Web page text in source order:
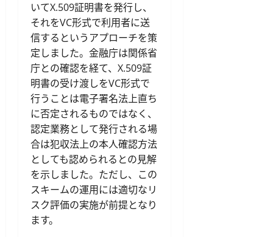
いてX.509証明書を発行し、
それをVC形式で利用者に送
信するというアプローチを策
定しました。金融庁は関係省
庁との確認を経て、X.509証
明書の受け渡しをVC形式で
行うことは電子署名法上直ち
に否定されるものではなく、
認定業務として発行される場
合は犯収法上の本人確認方法
としても認められるとの見解
を示しました。ただし、この
スキームの運用には適切なリ
スク評価の実施が前提となり
ます。